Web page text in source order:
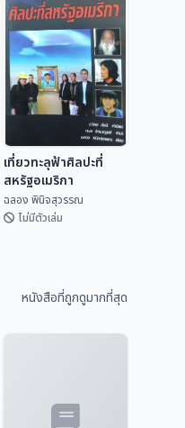
ฉลอง พินิจสุวรรณ
เที่ยวทะลุฟ้าศิลปะที่
สหรัฐอเมริกา
ฉลอง พินิจสุวรรณ
ไม่มีตัวเล่ม
หนังสือที่ถูกดูมากที่สุด